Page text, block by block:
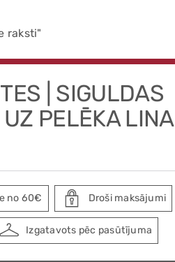
raksti"
| SIGULDAS
PELĒKA LINA
no 60€ Droši maksājumi
Izgatavots pēc pasūtījuma